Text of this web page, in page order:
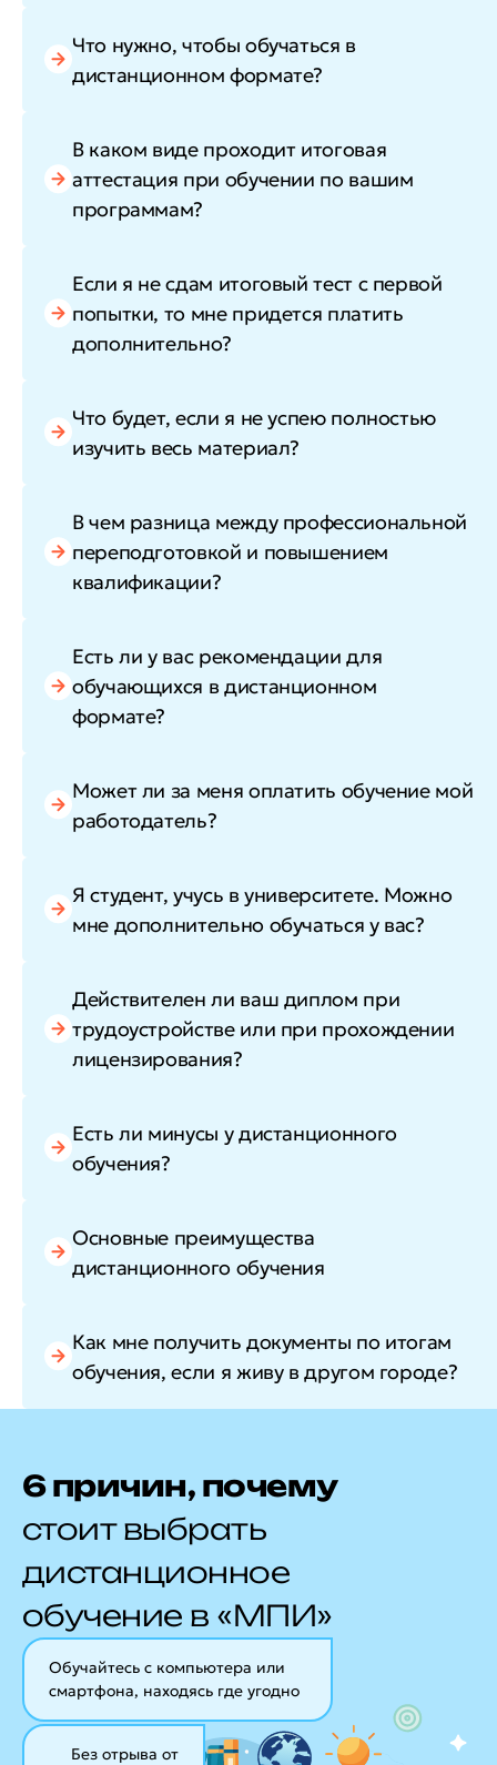
Что нужно, чтобы обучаться в
дистанционном формате?
В каком виде проходит итоговая
аттестация при обучении по вашим
программам?
Если я не сдам итоговый тест с первой
попытки, то мне придется платить
дополнительно?
Что будет, если я не успею полностью
изучить весь материал?
В чем разница между профессиональной
переподготовкой и повышением
квалификации?
Есть ли у вас рекомендации для
обучающихся в дистанционном
формате?
Может ли за меня оплатить обучение мой
работодатель?
Я студент, учусь в университете. Можно
мне дополнительно обучаться у вас?
Действителен ли ваш диплом при
трудоустройстве или при прохождении
лицензирования?
Есть ли минусы у дистанционного
обучения?
Основные преимущества
дистанционного обучения
Как мне получить документы по итогам
обучения, если я живу в другом городе?
6 причин, почему
стоит выбрать
дистанционное
обучение в «МПИ»
Обучайтесь с компьютера или
смартфона, находясь где угодно
Без отрыва от